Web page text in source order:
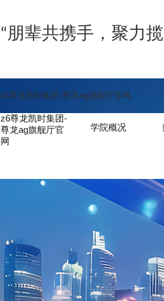
“朋辈共携手，聚力
z6尊龙凯时集团-尊龙ag旗舰厅官网
z6尊龙凯时集团-
尊龙ag旗舰厅官
网
学院概况